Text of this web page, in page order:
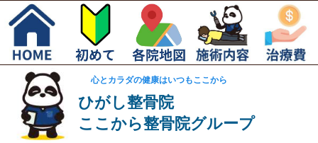
心とカラダの健康はいつもここから
ひがし整骨院
ここから整骨院グループ